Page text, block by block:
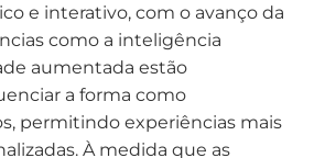
e interativo, com o avanço da
como a inteligência
aumentada estão
a forma como
permitindo experiências mais
À medida que as